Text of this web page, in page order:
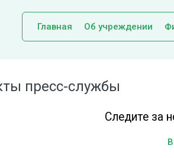
Главная Об учреждении
пресс-службы
Следите за